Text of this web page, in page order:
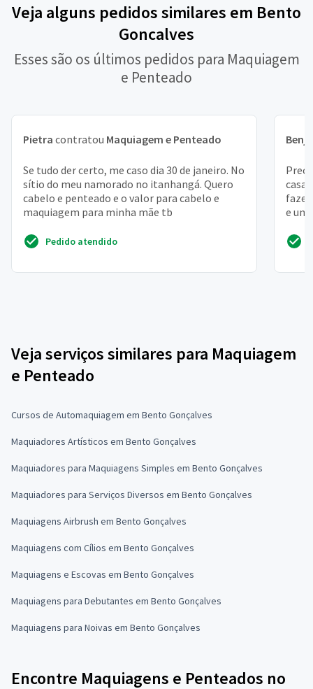
Veja alguns pedidos similares em Bento
Goncalves
Esses são os últimos pedidos para Maquiagem
e Penteado
Pietra contratou Maquiagem e Penteado
Se tudo der certo, me caso dia 30 de janeiro. No
sítio do meu namorado no itanhangá. Quero
cabelo e penteado e o valor para cabelo e
maquiagem para minha mãe tb
Pedido atendido
e
Veja serviços similares para Maquiagem
e Penteado
Cursos de Automaquiagem em Bento Gonçalves
Maquiadores Artísticos em Bento Gonçalves
Maquiadores para Maquiagens Simples em Bento Gonçalves
Maquiadores para Serviços Diversos em Bento Gonçalves
Maquiagens Airbrush em Bento Gonçalves
Maquiagens com Cílios em Bento Gonçalves
Maquiagens e Escovas em Bento Gonçalves
Maquiagens para Debutantes em Bento Gonçalves
Maquiagens para Noivas em Bento Gonçalves
Encontre Maquiagens e Penteados no